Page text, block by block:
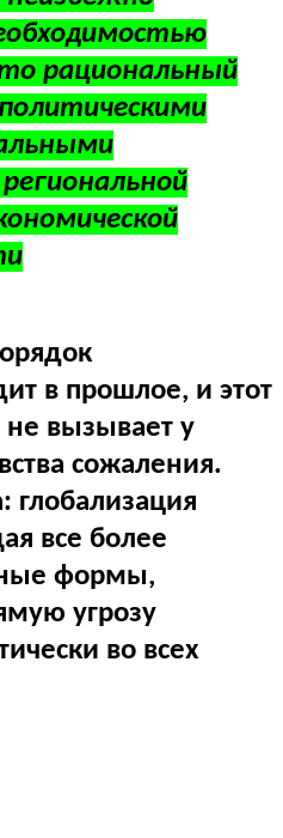
рациональный
в прошлое, и этот
не вызывает у
сожаления.
глобализация
все более
формы,
угрозу
во всех